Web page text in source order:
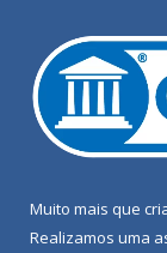
Muito mais que
Realizamos uma